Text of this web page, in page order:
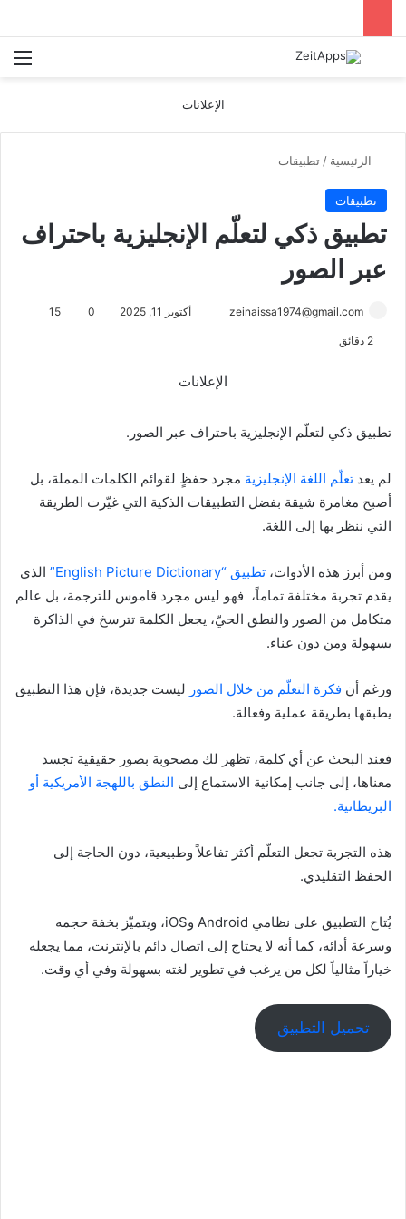
بحث عن
الإعلانات
الرئيسية / تطبيقات
تطبيقات
تطبيق ذكي لتعلّم الإنجليزية باحتراف
عبر الصور
zeinaissa1974@gmail.com أكتوبر 11, 2025 0
15
الإعلانات
تطبيق ذكي لتعلّم الإنجليزية باحتراف عبر الصور.
لم يعد تعلّم اللغة الإنجليزية مجرد حفظٍ لقوائم الكلمات المملة، بل
أصبح مغامرة شيقة بفضل التطبيقات الذكية التي غيّرت الطريقة
التي ننظر بها إلى اللغة.
ومن أبرز هذه الأدوات، تطبيق “English Picture Dictionary”
الذي
يقدم تجربة مختلفة تماماً، فهو ليس مجرد قاموس للترجمة، بل عالم
متكامل من الصور والنطق الحيّ، يجعل الكلمة تترسخ في الذاكرة
بسهولة ومن دون عناء.
ورغم أن فكرة التعلّم من خلال الصور ليست جديدة، فإن هذا التطبيق
يطبقها بطريقة عملية وفعالة.
فعند البحث عن أي كلمة، تظهر لك مصحوبة بصور حقيقية تجسد
معناها، إلى جانب إمكانية الاستماع إلى النطق باللهجة الأمريكية أو
البريطانية.
هذه التجربة تجعل التعلّم أكثر تفاعلاً وطبيعية، دون الحاجة إلى
الحفظ التقليدي.
يُتاح التطبيق على نظامي Android وiOS، ويتميّز بخفة حجمه
وسرعة أدائه، كما أنه لا يحتاج إلى اتصال دائم بالإنترنت، مما يجعله
خياراً مثالياً لكل من يرغب في تطوير لغته بسهولة وفي أي وقت.
تحميل التطبيق